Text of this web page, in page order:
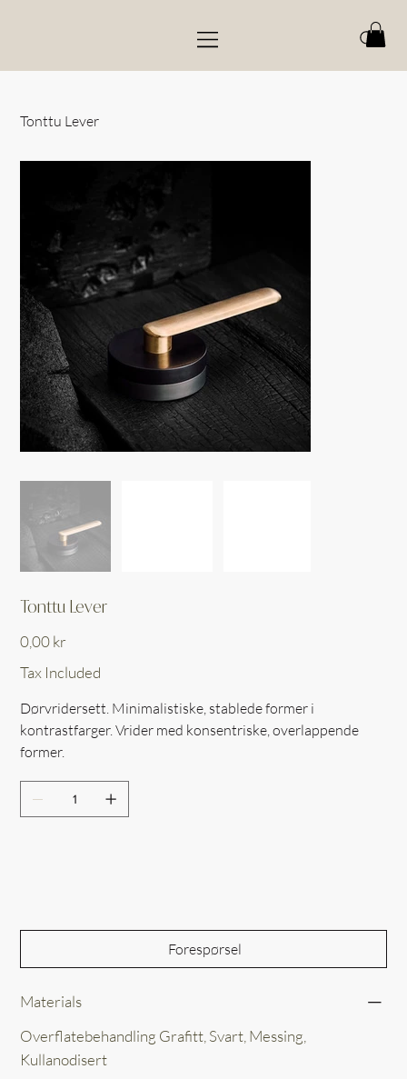
Tonttu Lever
Tonttu Lever
0,00 kr
Tax Included
Dørvridersett. Minimalistiske, stablede former i
kontrastfarger. Vrider med konsentriske, overlappende
former.
Forespørsel
Materials
Overflatebehandling Grafitt, Svart, Messing,
Kullanodisert